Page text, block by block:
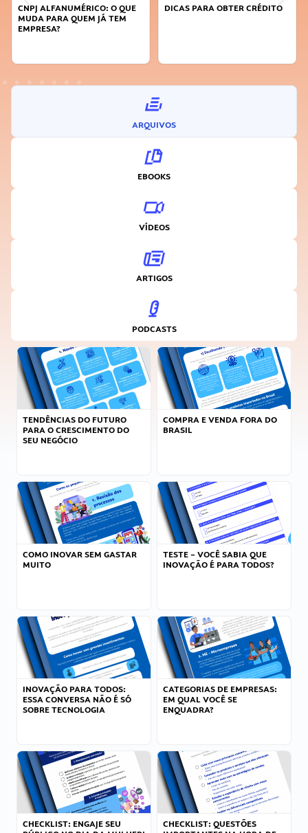
CNPJ ALFANUMÉRICO: O QUE
MUDA PARA QUEM JÁ TEM
EMPRESA?
DICAS PARA OBTER CRÉDITO
ARQUIVOS
EBOOKS
VÍDEOS
ARTIGOS
PODCASTS
TENDÊNCIAS DO FUTURO
PARA O CRESCIMENTO DO
SEU NEGÓCIO
COMPRA E VENDA FORA DO
BRASIL
COMO INOVAR SEM GASTAR
MUITO
TESTE – VOCÊ SABIA QUE
INOVAÇÃO É PARA TODOS?
INOVAÇÃO PARA TODOS:
ESSA CONVERSA NÃO É SÓ
SOBRE TECNOLOGIA
CATEGORIAS DE EMPRESAS:
EM QUAL VOCÊ SE
ENQUADRA?
CHECKLIST: ENGAJE SEU
CHECKLIST: QUESTÕES